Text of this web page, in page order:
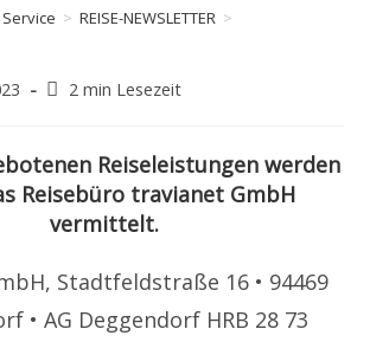
Service > REISE-NEWSLETTER >
Lesedauer:
2 min Lesezeit
Reiseleistungen werden
Reisebüro travianet GmbH
vermittelt.
Stadtfeldstraße 16 • 94469
• AG Deggendorf HRB 28 73